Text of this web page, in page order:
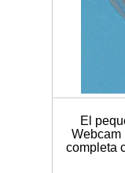
El
Webcam
completa